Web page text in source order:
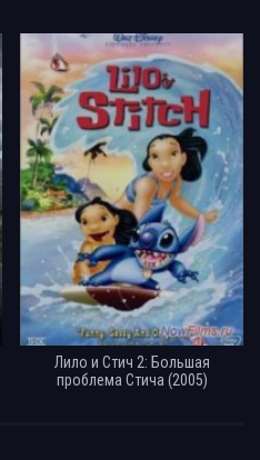
Лило и Стич 2: Большая
проблема Стича (2005)